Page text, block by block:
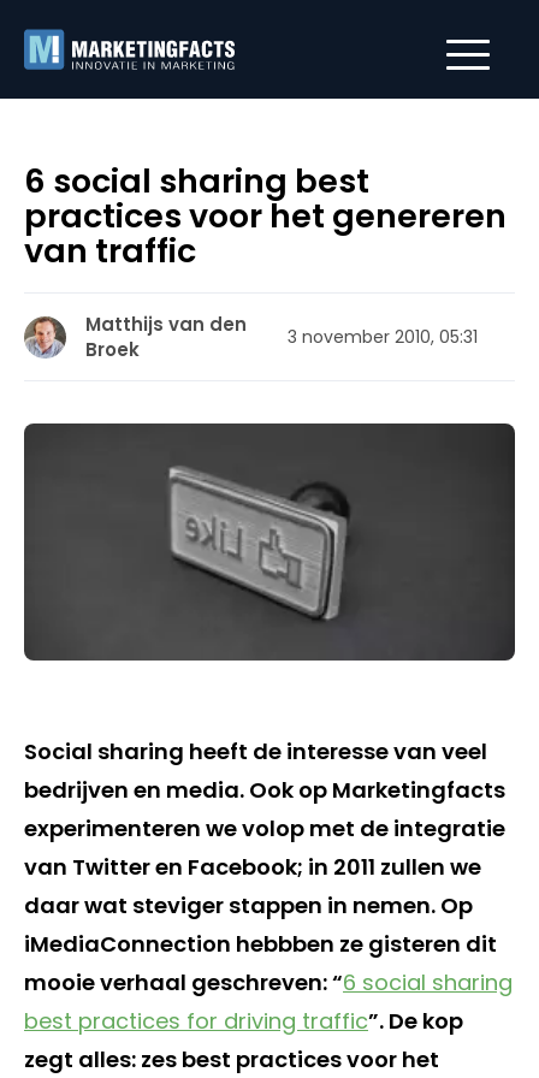
6 social sharing best
practices voor het genereren
van traffic
Matthijs van den
Broek
3 november 2010, 05:31
Social sharing heeft de interesse van veel
bedrijven en media. Ook op Marketingfacts
experimenteren we volop met de integratie
van Twitter en Facebook; in 2011 zullen we
daar wat steviger stappen in nemen. Op
iMediaConnection hebbben ze gisteren dit
mooie verhaal geschreven: “6 social sharing
best practices for driving traffic”. De kop
zegt alles: zes best practices voor het